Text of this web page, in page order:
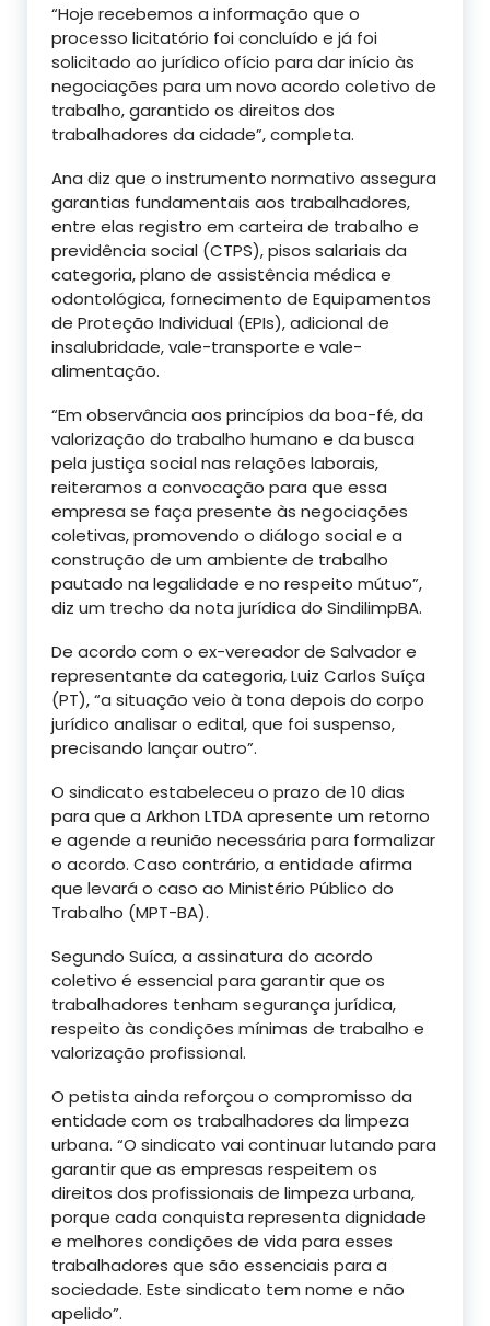
“Hoje recebemos a informação que o
processo licitatório foi concluído e já foi
solicitado ao jurídico ofício para dar início às
negociações para um novo acordo coletivo de
trabalho, garantido os direitos dos
trabalhadores da cidade”, completa.
Ana diz que o instrumento normativo assegura
garantias fundamentais aos trabalhadores,
entre elas registro em carteira de trabalho e
previdência social (CTPS), pisos salariais da
categoria, plano de assistência médica e
odontológica, fornecimento de Equipamentos
de Proteção Individual (EPIs), adicional de
insalubridade, vale-transporte e vale-
alimentação.
“Em observância aos princípios da boa-fé, da
valorização do trabalho humano e da busca
pela justiça social nas relações laborais,
reiteramos a convocação para que essa
empresa se faça presente às negociações
coletivas, promovendo o diálogo social e a
construção de um ambiente de trabalho
pautado na legalidade e no respeito mútuo”,
diz um trecho da nota jurídica do SindilimpBA.
De acordo com o ex-vereador de Salvador e
representante da categoria, Luiz Carlos Suíça
(PT), “a situação veio à tona depois do corpo
jurídico analisar o edital, que foi suspenso,
precisando lançar outro”.
O sindicato estabeleceu o prazo de 10 dias
para que a Arkhon LTDA apresente um retorno
e agende a reunião necessária para formalizar
o acordo. Caso contrário, a entidade afirma
que levará o caso ao Ministério Público do
Trabalho (MPT-BA).
Segundo Suíca, a assinatura do acordo
coletivo é essencial para garantir que os
trabalhadores tenham segurança jurídica,
respeito às condições mínimas de trabalho e
valorização profissional.
O petista ainda reforçou o compromisso da
entidade com os trabalhadores da limpeza
urbana. “O sindicato vai continuar lutando para
garantir que as empresas respeitem os
direitos dos profissionais de limpeza urbana,
porque cada conquista representa dignidade
e melhores condições de vida para esses
trabalhadores que são essenciais para a
sociedade. Este sindicato tem nome e não
apelido”.